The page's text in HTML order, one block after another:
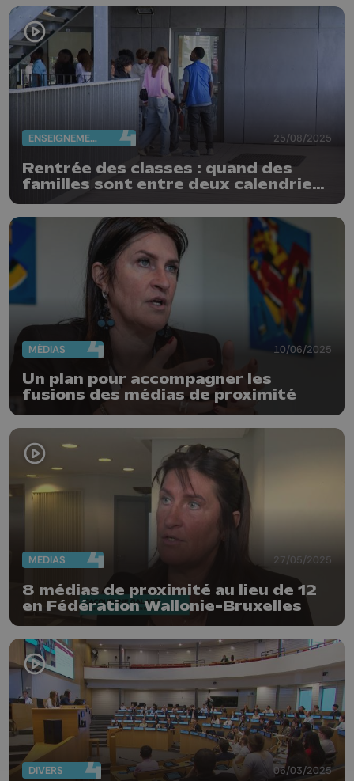
ENSEIGNEMENT 25/08/2025
Rentrée des classes : quand des
familles sont entre deux calendriers
à la frontière linguistique
MÉDIAS 10/06/2025
Un plan pour accompagner les
fusions des médias de proximité
MÉDIAS 27/05/2025
8 médias de proximité au lieu de 12
en Fédération Wallonie-Bruxelles
DIVERS 06/03/2025